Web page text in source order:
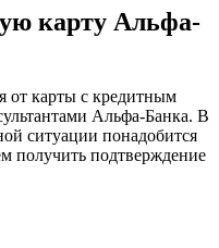
карту Альфа-
от карты с кредитным
Альфа-Банка. В
ситуации понадобится
получить подтверждение